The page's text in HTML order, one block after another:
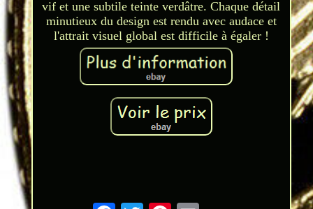
vif et une subtile teinte verdâtre. Chaque détail
minutieux du design est rendu avec audace et
l'attrait visuel global est difficile à égaler !